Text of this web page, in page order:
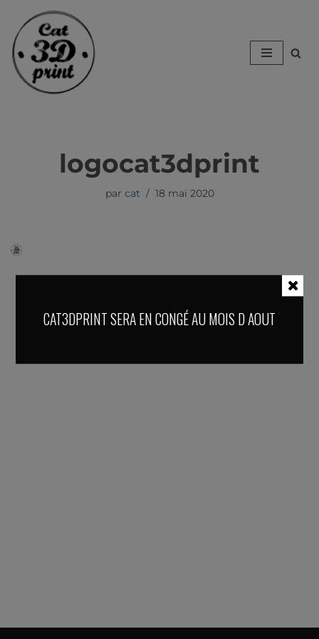
Aller
au
contenu
logocat3dprint
par cat 18 mai 2020
CAT3DPRINT SERA EN CONGÉ AU MOIS D AOUT